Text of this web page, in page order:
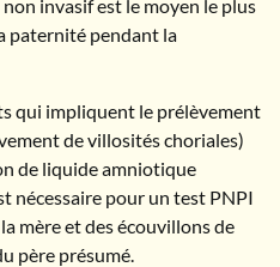
invasif est le moyen le plus
paternité pendant la
qui impliquent le prélèvement
de villosités choriales)
de liquide amniotique
nécessaire pour un test PNPI
mère et des écouvillons de
père présumé.